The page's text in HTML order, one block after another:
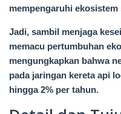
mempengaruhi ekosistem
Jadi, sambil menjaga
memacu pertumbuhan
mengungkapkan bahwa
pada jaringan kereta api
hingga 2% per tahun.